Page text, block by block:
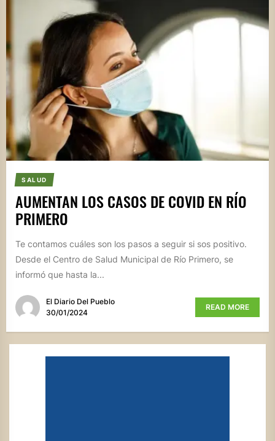
SALUD
AUMENTAN LOS CASOS DE COVID EN RÍO
PRIMERO
Te contamos cuáles son los pasos a seguir si sos positivo.
Desde el Centro de Salud Municipal de Río Primero, se
informó que hasta la...
El Diario Del Pueblo
30/01/2024
READ MORE